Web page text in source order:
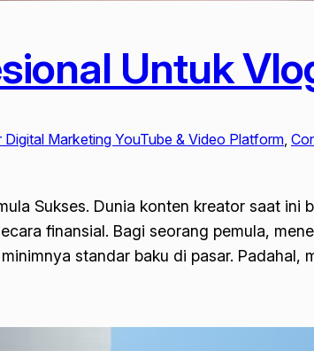
Untuk
Marketing YouTube & Video Platform
Sukses. Dunia konten kreator saat
finansial. Bagi seorang pemula,
standar baku di pasar.